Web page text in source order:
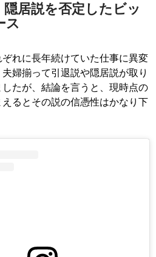
隠居説を否定したビッ
ス
れに長年続けていた仕事に異変
婦揃って引退説や隠居説が取り
したが、結論を言うと、現時点の
るとその説の信憑性はかなり下